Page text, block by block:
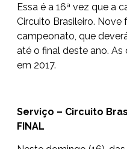
Essa é a 16ª vez que a
Circuito Brasileiro.
campeonato, que
até o final deste ano.
em 2017.
Serviço – Circuito
FINAL